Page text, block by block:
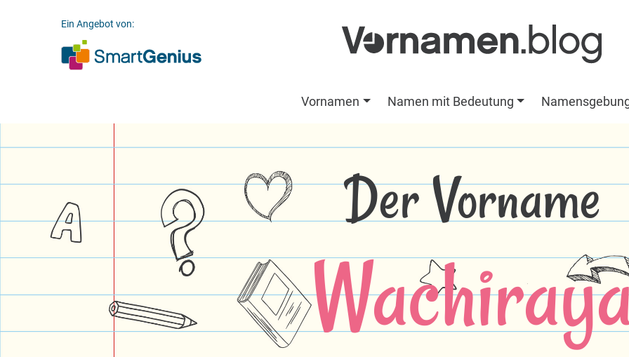
Ein Angebot von:
Vornamen Namen mit Bedeutung
Der Vorname